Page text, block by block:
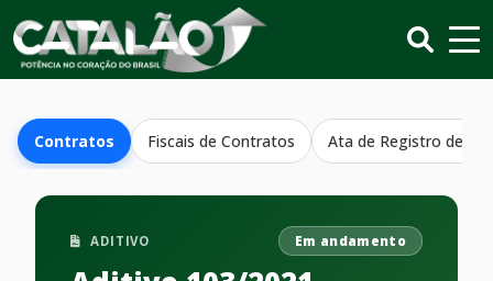
Contratos Fiscais de Contratos Ata de Registro de
ADITIVO Em andamento